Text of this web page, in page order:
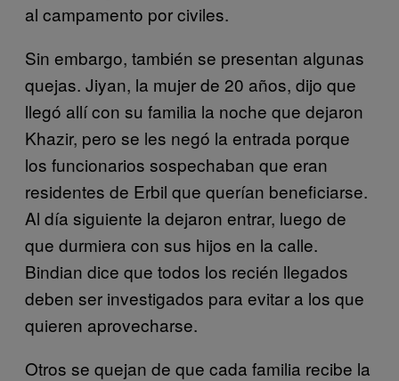
al campamento por civiles.
Sin embargo, también se presentan algunas
quejas. Jiyan, la mujer de 20 años, dijo que
llegó allí con su familia la noche que dejaron
Khazir, pero se les negó la entrada porque
los funcionarios sospechaban que eran
residentes de Erbil que querían beneficiarse.
Al día siguiente la dejaron entrar, luego de
que durmiera con sus hijos en la calle.
Bindian dice que todos los recién llegados
deben ser investigados para evitar a los que
quieren aprovecharse.
Otros se quejan de que cada familia recibe la